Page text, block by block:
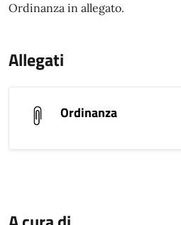
Ordinanza in allegato.
Allegati
Ordinanza